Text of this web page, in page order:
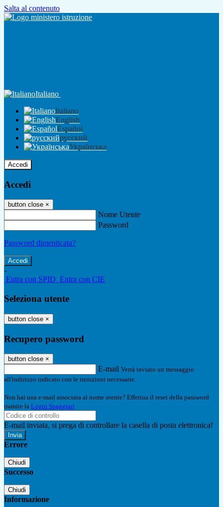
Salta al contenuto
Italiano
Italiano
English
Español
русский
Українська
Accedi
Accedi
button close ×
Nome Utente
Password
Password dimenticata?
-
Entra con SPID Entra con CIE
Seleziona utente
button close ×
Recupero password
button close ×
E-mail Verrà inviato un messaggio
all'indirizzo indicato con le istruzioni necessarie.
Non hai una e-mail associata al nome utente? Effettua il reset della password
tramite la Login Spaggiari
E-mail inviata, si prega di controllare la casella di posta elettronica!
Errore
Chiudi
Successo
Chiudi
Informazione